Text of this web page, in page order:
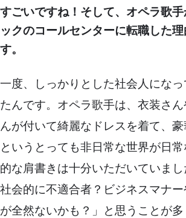
すごいですね！そして、オペラ歌
ックのコールセンターに転職した
す。
一度、しっかりとした社会人にな
たんです。オペラ歌手は、衣装さ
んが付いて綺麗なドレスを着て、
というとっても非日常な世界が日
的な肩書きは十分いただいていま
社会的に不適合者？ビジネスマナ
が全然ないかも？」と思うことが多